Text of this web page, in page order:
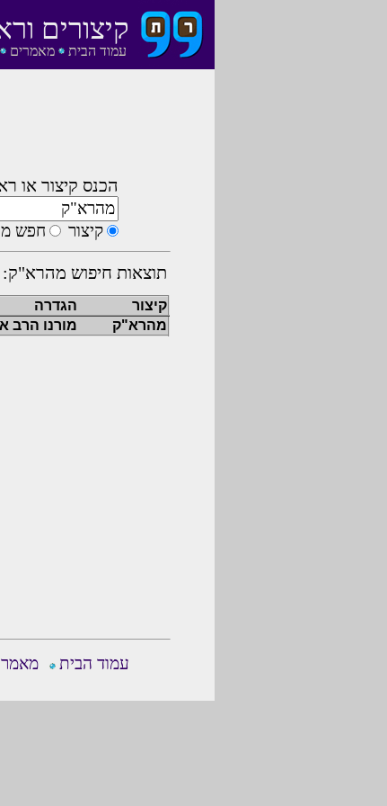
עמוד הבית מאמרים
קיצורים
הכנס קיצור או
קיצור חפש
תוצאות חיפוש מהרא"ק:
קיצור הגדרה
מהרא"ק
מורנו הרב
עמוד הבית